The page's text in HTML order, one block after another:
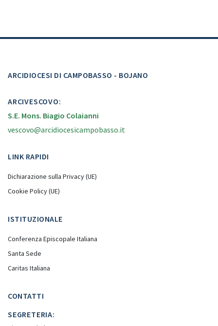
ARCIDIOCESI DI CAMPOBASSO - BOJANO
ARCIVESCOVO:
S.E. Mons. Biagio Colaianni
vescovo@arcidiocesicampobasso.it
LINK RAPIDI
Dichiarazione sulla Privacy (UE)
Cookie Policy (UE)
ISTITUZIONALE
Conferenza Episcopale Italiana
Santa Sede
Caritas Italiana
CONTATTI
SEGRETERIA: